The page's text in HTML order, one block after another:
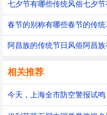
春节的别称有哪些春节的传
相关推荐